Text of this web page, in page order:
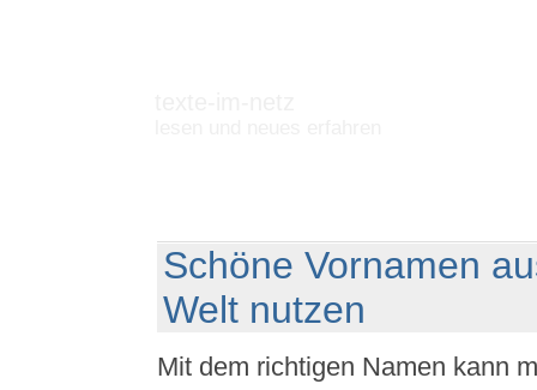
Schöne Vornamen
Welt nutzen
Mit dem richtigen Namen kann